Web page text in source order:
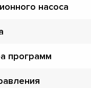
насоса
программ